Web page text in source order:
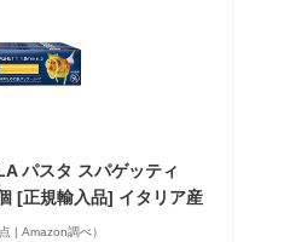
パスタ スパゲッティ
[正規輸入品] イタリア産
| Amazon調べ）